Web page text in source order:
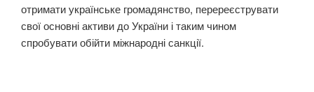
отримати українське громадянство, перереєструвати
свої основні активи до України і таким чином
спробувати обійти міжнародні санкції.